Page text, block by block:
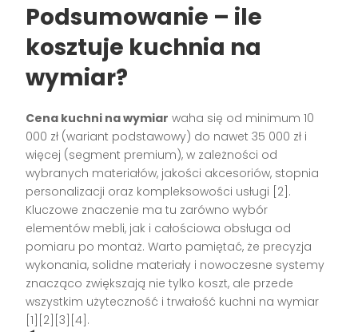
Podsumowanie – ile
kosztuje kuchnia na
wymiar?
Cena kuchni na wymiar waha się od minimum 10
000 zł (wariant podstawowy) do nawet 35 000 zł i
więcej (segment premium), w zależności od
wybranych materiałów, jakości akcesoriów, stopnia
personalizacji oraz kompleksowości usługi [2] .
Kluczowe znaczenie ma tu zarówno wybór
elementów mebli, jak i całościowa obsługa od
pomiaru po montaż. Warto pamiętać, że precyzja
wykonania, solidne materiały i nowoczesne systemy
znacząco zwiększają nie tylko koszt, ale przede
wszystkim użyteczność i trwałość kuchni na wymiar
[1][2][3][4] .